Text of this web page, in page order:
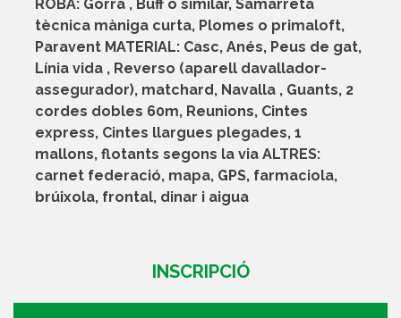
ROBA: Gorra , Buff o similar, Samarreta
tècnica màniga curta, Plomes o primaloft,
Paravent MATERIAL: Casc, Anés, Peus de gat,
Línia vida , Reverso (aparell davallador-
assegurador), matchard, Navalla , Guants, 2
cordes dobles 60m, Reunions, Cintes
express, Cintes llargues plegades, 1
mallons, flotants segons la via ALTRES:
carnet federació, mapa, GPS, farmaciola,
brúixola, frontal, dinar i aigua
INSCRIPCIÓ